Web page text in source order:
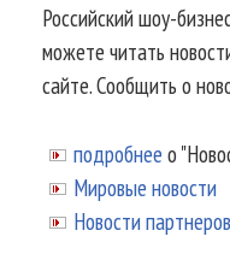
Российский шоу-
можете читать
сайте. Сообщить о
подробнее о
Мировые новости
Новости партнеров